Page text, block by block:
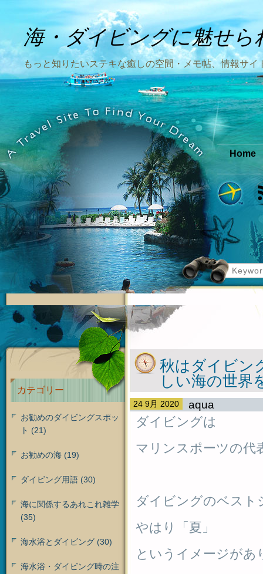
海・ダイビングに魅せら
もっと知りたいステキな癒しの空間・メモ帖、情報サイ
Home
秋はダイビン
しい海の世界
24 9月 2020 aqua
ダイビングは
マリンスポーツの代
ダイビングのベスト
やはり「夏」
というイメージがあ
カテゴリー
お勧めのダイビングスポッ
ト (21)
お勧めの海 (19)
ダイビング用語 (30)
海に関係するあれこれ雑学
(35)
海水浴とダイビング (30)
海水浴・ダイビング時の注